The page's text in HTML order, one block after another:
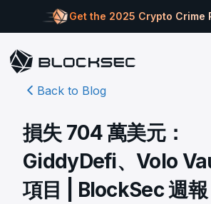
Get the 2025 Crypto Crime
Back to Blog
損失 704 萬美元：
GiddyDefi、Volo
項目 | BlockSec 週報